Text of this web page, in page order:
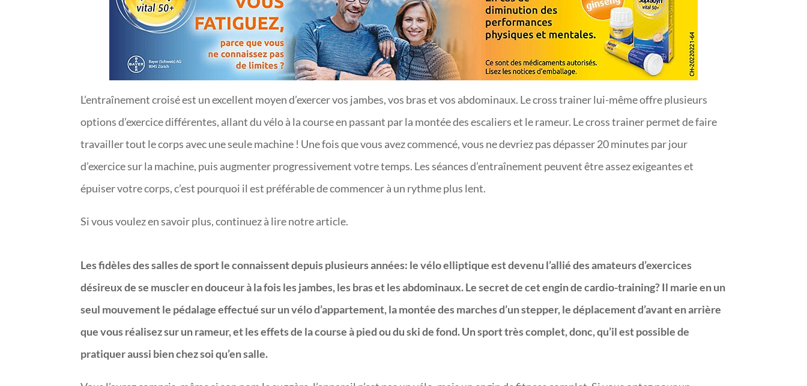
L’entraînement croisé est un excellent moyen d’exercer vos jambes, vos bras et vos abdominaux. Le cross trainer lui-même offre plusieurs
options d’exercice différentes, allant du vélo à la course en passant par la montée des escaliers et le rameur. Le cross trainer permet de faire
travailler tout le corps avec une seule machine ! Une fois que vous avez commencé, vous ne devriez pas dépasser 20 minutes par jour
d’exercice sur la machine, puis augmenter progressivement votre temps. Les séances d’entraînement peuvent être assez exigeantes et
épuiser votre corps, c’est pourquoi il est préférable de commencer à un rythme plus lent.
Si vous voulez en savoir plus, continuez à lire notre article.
Les fidèles des salles de sport le connaissent depuis plusieurs années: le vélo elliptique est devenu l’allié des amateurs d’exercices
désireux de se muscler en douceur à la fois les jambes, les bras et les abdominaux. Le secret de cet engin de cardio-training? Il marie en un
seul mouvement le pédalage effectué sur un vélo d’appartement, la montée des marches d’un stepper, le déplacement d’avant en arrière
que vous réalisez sur un rameur, et les effets de la course à pied ou du ski de fond. Un sport très complet, donc, qu’il est possible de
pratiquer aussi bien chez soi qu’en salle.